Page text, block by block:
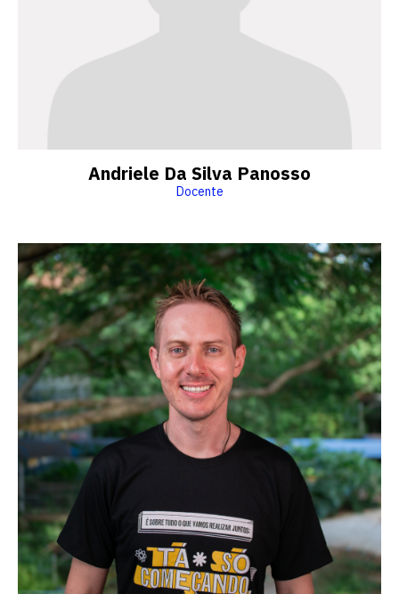
Andriele Da Silva Panosso
Docente